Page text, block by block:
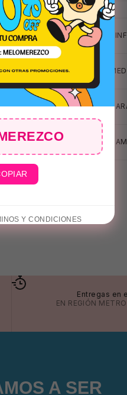
Y CONDICIONES
Entregas en
EN REGIÓN
A SER